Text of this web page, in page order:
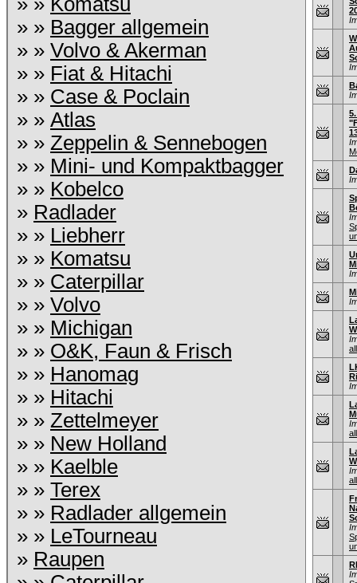
» » Bagger allgemein
» » Volvo & Akerman
» » Fiat & Hitachi
» » Case & Poclain
» » Atlas
» » Zeppelin & Sennebogen
» » Mini- und Kompaktbagger
» » Kobelco
» Radlader
» » Liebherr
» » Komatsu
» » Caterpillar
» » Volvo
» » Michigan
» » O&K, Faun & Frisch
» » Hanomag
» » Hitachi
» » Zettelmeyer
» » New Holland
» » Kaelble
» » Terex
» » Radlader allgemein
» » LeTourneau
» Raupen